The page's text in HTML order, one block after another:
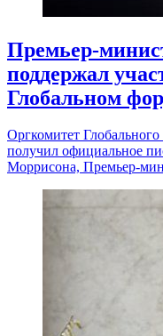
Премьер-
поддержал
Глобальном
Оргкомитет
получил официальное
Моррисона, Премьер-